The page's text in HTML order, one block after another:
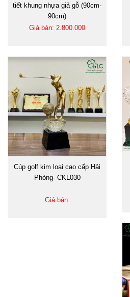
tiết khung nhựa giả gỗ (90cm-
90cm)
Giá bán: 2.800.000
Cúp golf kim loại cao cấp Hải
Phòng- CKL030
Giá bán: